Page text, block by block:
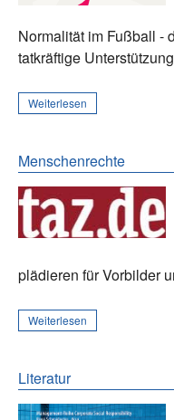
Normalität im Fußball -
tatkräftige
Weiterlesen
Menschenrechte
plädieren für Vorbilder
Weiterlesen
Literatur